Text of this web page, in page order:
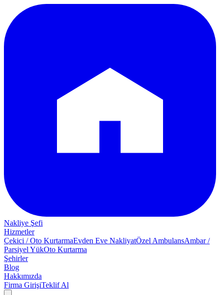
Nakliye Şefi
Hizmetler
Çekici / Oto KurtarmaEvden Eve NakliyatÖzel AmbulansAmbar /
Parsiyel YükOto Kurtarma
Şehirler
Blog
Hakkımızda
Firma GirişiTeklif Al